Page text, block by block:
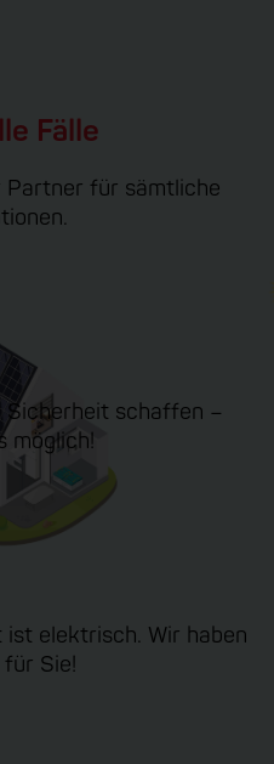
Fälle
Partner für sämtliche
Sicherheit schaffen –
möglich!
elektrisch. Wir haben
Sie!